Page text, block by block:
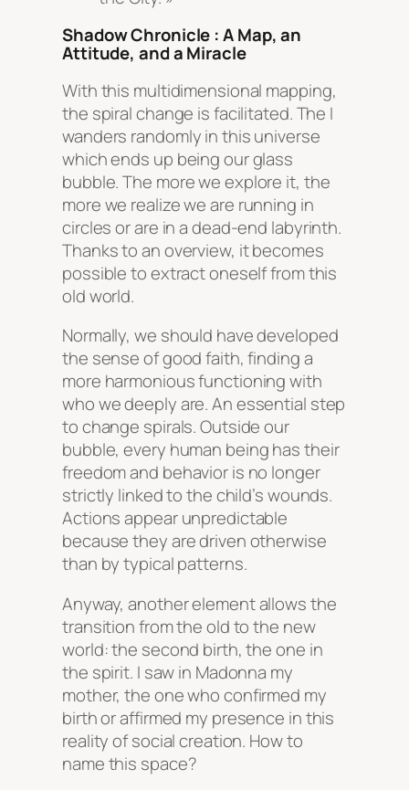
Shadow Chronicle : A Map, an
Attitude, and a Miracle
With this multidimensional mapping,
the spiral change is facilitated. The I
wanders randomly in this universe
which ends up being our glass
bubble. The more we explore it, the
more we realize we are running in
circles or are in a dead-end labyrinth.
Thanks to an overview, it becomes
possible to extract oneself from this
old world.
Normally, we should have developed
the sense of good faith, finding a
more harmonious functioning with
who we deeply are. An essential step
to change spirals. Outside our
bubble, every human being has their
freedom and behavior is no longer
strictly linked to the child’s wounds.
Actions appear unpredictable
because they are driven otherwise
than by typical patterns.
Anyway, another element allows the
transition from the old to the new
world: the second birth, the one in
the spirit. I saw in Madonna my
mother, the one who confirmed my
birth or affirmed my presence in this
reality of social creation. How to
name this space?